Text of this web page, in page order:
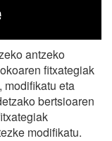
antzeko
fitxategiak
modifikatu eta
bertsioaren
modifikatu.